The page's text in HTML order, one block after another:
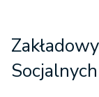
Socjalnych